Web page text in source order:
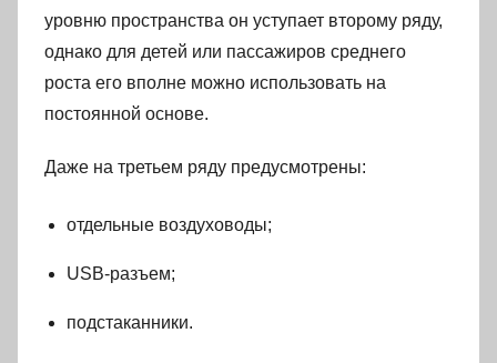
уровню пространства он уступает второму ряду,
однако для детей или пассажиров среднего
роста его вполне можно использовать на
постоянной основе.
Даже на третьем ряду предусмотрены:
отдельные воздуховоды;
USB-разъем;
подстаканники.